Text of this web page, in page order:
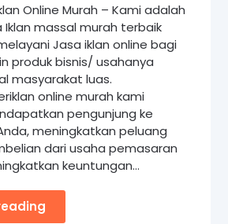
Online Murah – Kami adalah
massal murah terbaik
Jasa iklan online bagi
produk bisnis/ usahanya
masyarakat luas.
online murah kami
pengunjung ke
meningkatkan peluang
dari usaha pemasaran
keuntungan…